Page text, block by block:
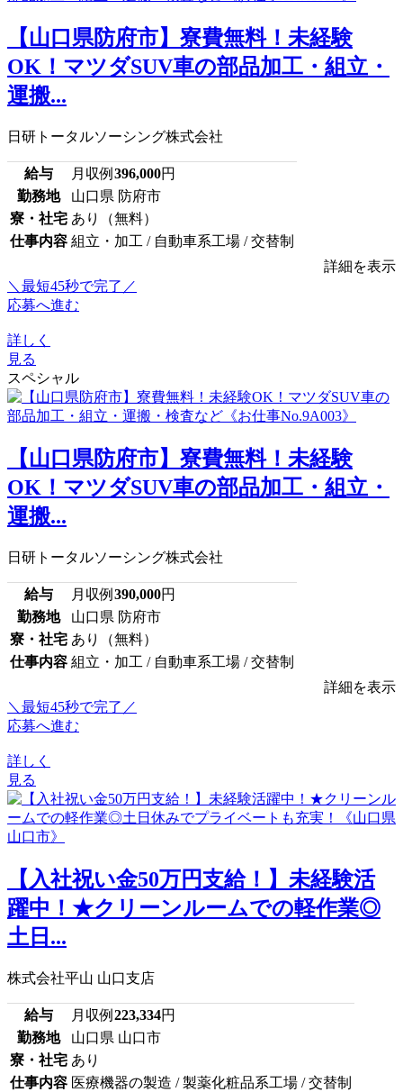
【山口県防府市】寮費無料！未経験
OK！マツダSUV車の部品加工・組立・
運搬...
日研トータルソーシング株式会社
給与 月収例 396,000円
勤務地
山口県 防府市
寮・社宅 あり（無料）
仕事内容 組立・加工 / 自動車系工場 / 交替制
詳細を表示
＼最短45秒で完了／
応募へ進む
詳しく
見る
スペシャル
【山口県防府市】寮費無料！未経験
OK！マツダSUV車の部品加工・組立・
運搬...
日研トータルソーシング株式会社
給与 月収例 390,000円
勤務地
山口県 防府市
寮・社宅 あり（無料）
仕事内容 組立・加工 / 自動車系工場 / 交替制
詳細を表示
＼最短45秒で完了／
応募へ進む
詳しく
見る
【入社祝い金50万円支給！】未経験活
躍中！★クリーンルームでの軽作業◎
土日...
株式会社平山 山口支店
給与 月収例 223,334円
勤務地
山口県 山口市
寮・社宅 あり
仕事内容 医療機器の製造 / 製薬化粧品系工場 / 交替制